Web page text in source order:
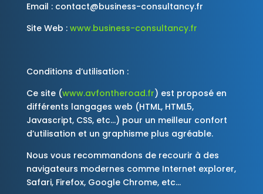
Email : contact@business-consultancy.fr
Site Web : www.business-consultancy.fr
Conditions d’utilisation :
Ce site (www.avfontheroad.fr) est proposé en
différents langages web (HTML, HTML5,
Javascript, CSS, etc…) pour un meilleur confort
d’utilisation et un graphisme plus agréable.
Nous vous recommandons de recourir à des
navigateurs modernes comme Internet explorer,
Safari, Firefox, Google Chrome, etc…